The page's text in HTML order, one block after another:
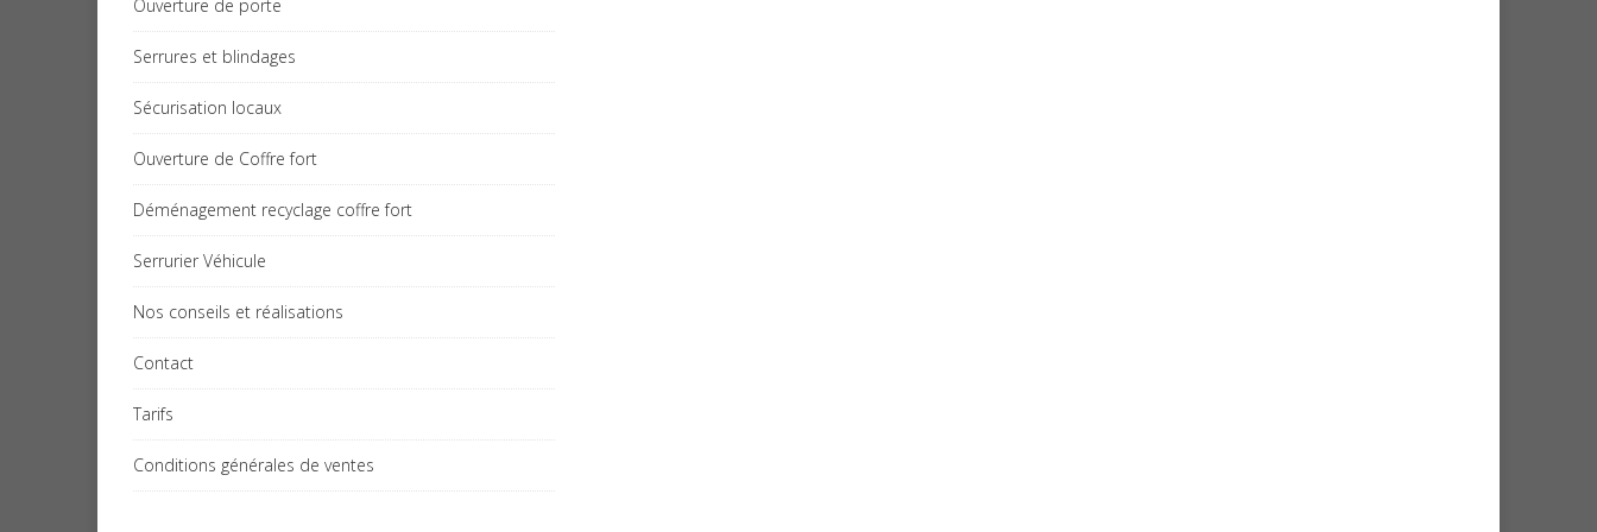
Ouverture de porte
Serrures et blindages
Sécurisation locaux
Ouverture de Coffre fort
Déménagement recyclage coffre fort
Serrurier Véhicule
Nos conseils et réalisations
Contact
Tarifs
Conditions générales de ventes